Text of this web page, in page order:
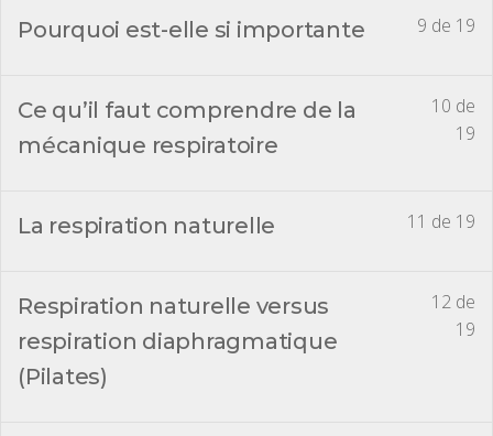
9 de 19
Pourquoi est-elle si importante
10 de
19
Ce qu’il faut comprendre de la
mécanique respiratoire
11 de 19
La respiration naturelle
12 de
19
Respiration naturelle versus
respiration diaphragmatique
(Pilates)